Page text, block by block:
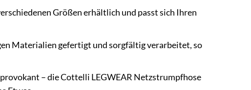
Größen erhältlich und passt sich Ihren
Materialien gefertigt und sorgfältig verarbeitet, so
– die Cottelli LEGWEAR Netzstrumpfhose